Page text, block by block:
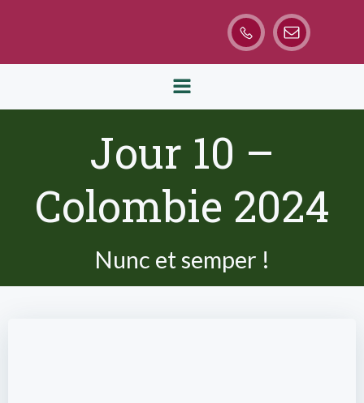
Jour 10 –
Colombie 2024
Nunc et semper !